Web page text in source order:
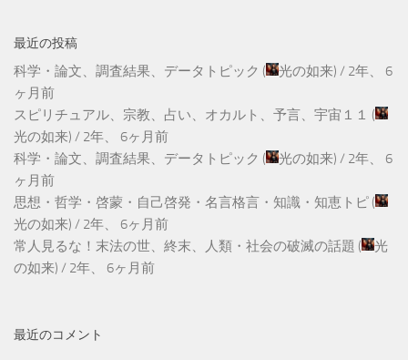
最近の投稿
科学・論文、調査結果、データトピック ( 光の如来) / 2年、 6
ヶ月前
スピリチュアル、宗教、占い、オカルト、予言、宇宙１１ (
光の如来) / 2年、 6ヶ月前
科学・論文、調査結果、データトピック ( 光の如来) / 2年、 6
ヶ月前
思想・哲学・啓蒙・自己啓発・名言格言・知識・知恵トピ (
光の如来) / 2年、 6ヶ月前
常人見るな！末法の世、終末、人類・社会の破滅の話題 (
光
の如来) / 2年、 6ヶ月前
最近のコメント